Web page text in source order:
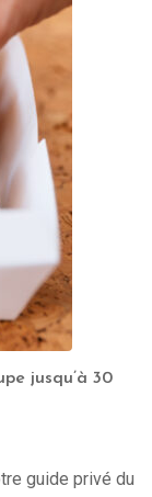
jusqu’à 30
guide privé du